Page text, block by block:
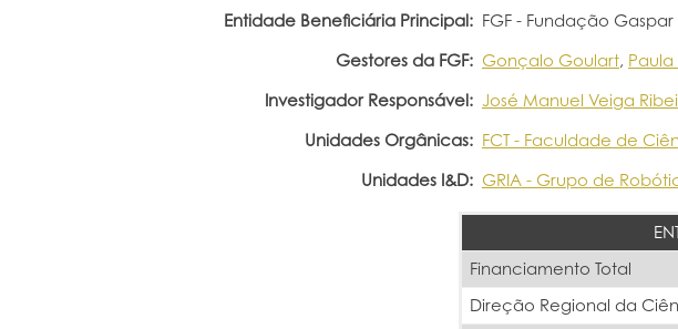
Entidade Beneficiária Principal: FGF - Fundação Gaspar
Gestores da FGF: Gonçalo Goulart,
Investigador Responsável: José Manuel Veiga
Unidades Orgânicas: FCT - Faculdade de
Unidades I&D: GRIA - Grupo de
Financiamento Total
Direção Regional da